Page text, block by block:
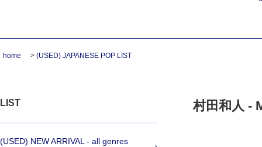
home > (USED) JAPANESE POP LIST
LIST
(USED) NEW ARRIVAL - all genres
村田和人 -